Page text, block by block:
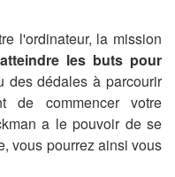
l'ordinateur, la mission
atteindre les buts pour
des dédales à parcourir
commencer votre
a le pouvoir de se
vous pourrez ainsi vous